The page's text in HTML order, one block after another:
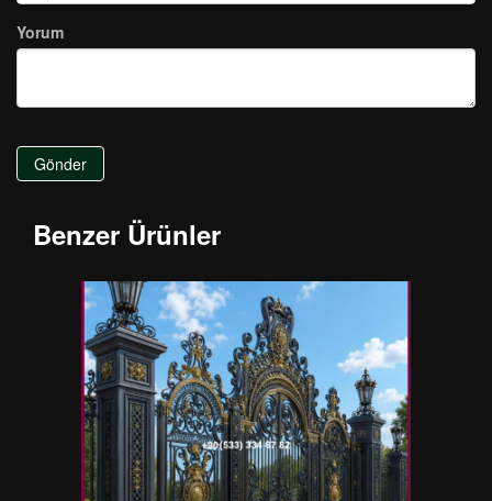
Yorum
Gönder
Benzer Ürünler